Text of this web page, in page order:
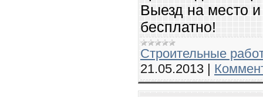
Выезд на место
бесплатно!
Строительные
21.05.2013 |